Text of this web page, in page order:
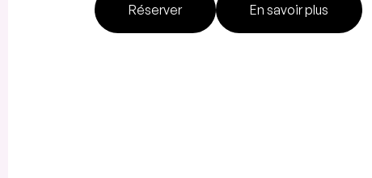
Réserver En savoir plus